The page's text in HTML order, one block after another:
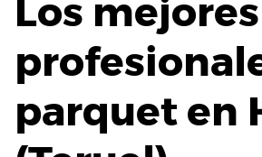
Los mejores
parquet en